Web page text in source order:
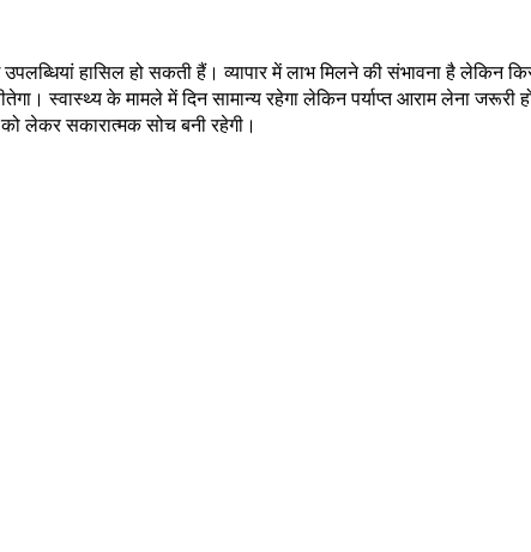
हासिल हो सकती हैं। व्यापार में लाभ मिलने की संभावना है लेकिन
स्वास्थ्य के मामले में दिन सामान्य रहेगा लेकिन पर्याप्त आराम लेना जरूरी
लेकर सकारात्मक सोच बनी रहेगी।